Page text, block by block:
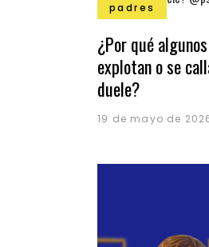
padres
¿Por qué
explotan o se
duele?
19 de mayo de